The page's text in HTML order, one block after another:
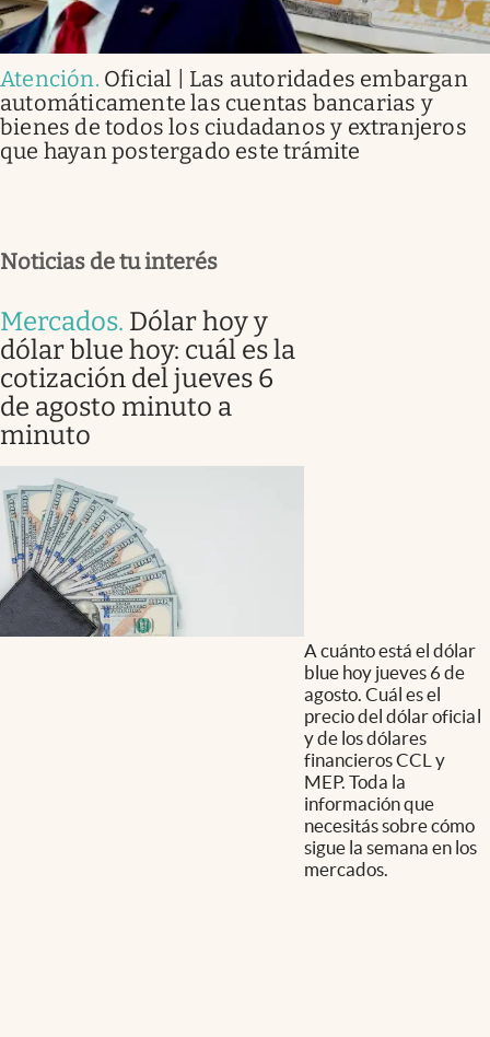
Atención. Oficial | Las autoridades embargan
automáticamente las cuentas bancarias y
bienes de todos los ciudadanos y extranjeros
que hayan postergado este trámite
Noticias de tu interés
Mercados. Dólar hoy y
dólar blue hoy: cuál es la
cotización del jueves 6
de agosto minuto a
minuto
A cuánto está el dólar
blue hoy jueves 6 de
agosto. Cuál es el
precio del dólar oficial
y de los dólares
financieros CCL y
MEP. Toda la
información que
necesitás sobre cómo
sigue la semana en los
mercados.